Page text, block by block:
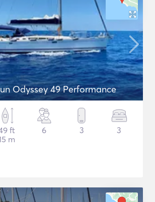
Odyssey 49 Performance
ft
m
6 3 3